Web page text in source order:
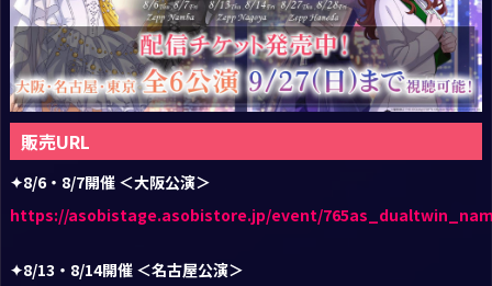
販売URL
✦8/6・8/7開催 ＜大阪公演＞
https://asobistage.asobistore.jp/event/
✦8/13・8/14開催 ＜名古屋公演＞